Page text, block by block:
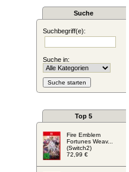
Suche
Suchbegriff(e):
Suche in:
Top 5
Fire Emblem
Fortunes Weav...
(Switch2)
72,99 €